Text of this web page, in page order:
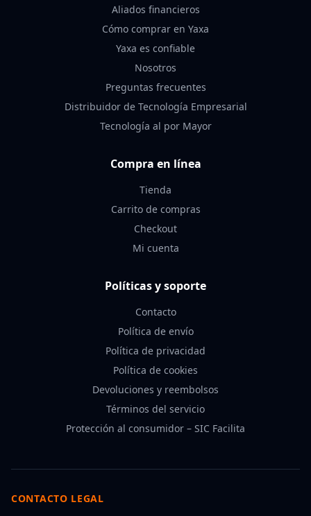
Aliados financieros
Cómo comprar en Yaxa
Yaxa es confiable
Nosotros
Preguntas frecuentes
Distribuidor de Tecnología Empresarial
Tecnología al por Mayor
Compra en línea
Tienda
Carrito de compras
Checkout
Mi cuenta
Políticas y soporte
Contacto
Política de envío
Política de privacidad
Política de cookies
Devoluciones y reembolsos
Términos del servicio
Protección al consumidor – SIC Facilita
CONTACTO LEGAL